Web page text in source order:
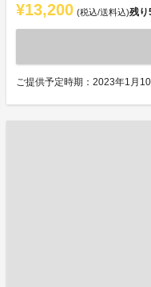
¥13,200 (税込/送料込)残り
ご提供予定時期：2023年1月